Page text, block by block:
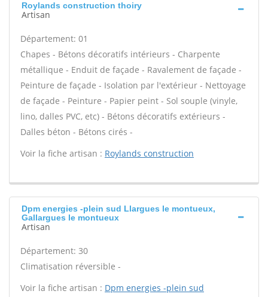
Roylands construction thoiry
Artisan
Département: 01
Chapes - Bétons décoratifs intérieurs - Charpente
métallique - Enduit de façade - Ravalement de façade -
Peinture de façade - Isolation par l'extérieur - Nettoyage
de façade - Peinture - Papier peint - Sol souple (vinyle,
lino, dalles PVC, etc) - Bétons décoratifs extérieurs -
Dalles béton - Bétons cirés -
Voir la fiche artisan : Roylands construction
Dpm energies -plein sud Llargues le montueux,
Gallargues le montueux
Artisan
Département: 30
Climatisation réversible -
Voir la fiche artisan : Dpm energies -plein sud